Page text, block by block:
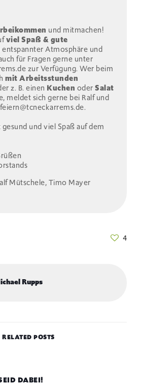
und mitmachen!
viel Spaß & gute
entspannter Atmosphäre und
für Fragen gerne unter
zur Verfügung. Wer beim
mit Arbeitsstunden
z. B. einen Kuchen oderSalat
meldet sich gerne bei Ralf und
und viel Spaß auf dem
Mütschele, Timo Mayer
4
Rupps
RELATED POSTS
DABEI!